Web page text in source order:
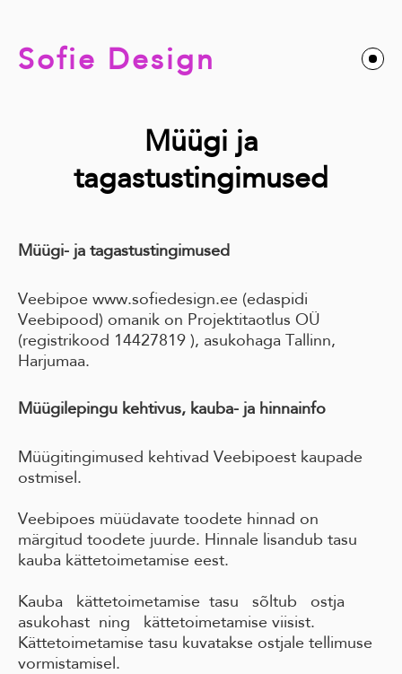
Sofie Design
Müügi ja
tagastustingimused
Müügi- ja tagastustingimused
Veebipoe www.sofiedesign.ee (edaspidi
Veebipood) omanik on Projektitaotlus OÜ
(registrikood 14427819 ), asukohaga Tallinn,
Harjumaa.
Müügilepingu kehtivus, kauba- ja hinnainfo
Müügitingimused kehtivad Veebipoest kaupade
ostmisel.
Veebipoes müüdavate toodete hinnad on
märgitud toodete juurde. Hinnale lisandub tasu
kauba kättetoimetamise eest.
Kauba kättetoimetamise tasu sõltub ostja
asukohast ning kättetoimetamise viisist.
Kättetoimetamise tasu kuvatakse ostjale tellimuse
vormistamisel.